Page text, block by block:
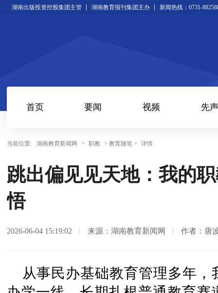
湖南出版投资控股集团主管 湖南教育报刊集团主办 新闻热线：0731-
首页 要闻 视频 先声
当前位置: 湖南教育新闻网 > 职教 > 教育随笔 > 详情
跳出偏见见天地：我的
悟
2026-06-04 15:19:02 来源：湖南教育新闻网 作者：唐
从事民办基础教育管理多年